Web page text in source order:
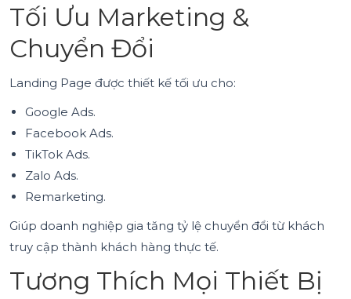
Tối Ưu Marketing &
Chuyển Đổi
Landing Page được thiết kế tối ưu cho:
Google Ads.
Facebook Ads.
TikTok Ads.
Zalo Ads.
Remarketing.
Giúp doanh nghiệp gia tăng tỷ lệ chuyển đổi từ khách
truy cập thành khách hàng thực tế.
Tương Thích Mọi Thiết Bị